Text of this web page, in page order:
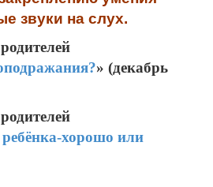
звуки на слух.
» (декабрь
хорошо или